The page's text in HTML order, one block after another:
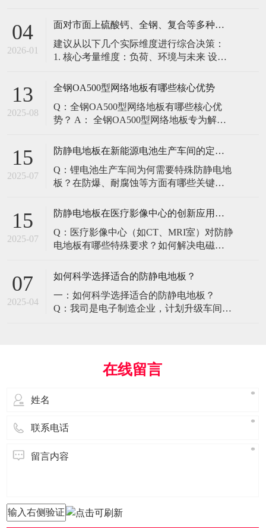
修，是保障其长期可靠的关键。 1. 建立分
由值班工程师执行）： 观： 巡检时观察地
面有无明显的水渍、油污或其它液体泼
04
2026-01
面对市面上硫酸钙、全钢、复合等多种类型的机房防静电地板，我们该如何科学选型？除了预算，更应该从哪些实际维度进行考量，以避免“过度配置”或“配置不足”？
建议从以下几个实际维度进行综合决策：
1. 核心考量维度：负荷、环境与未来 设备
您必须计算机房规划区域内最重设备的单
点载荷（通常指服务器机柜的支脚压
力）。 轻型机房（标准服务器/网络柜）：
单点载荷通常在1960N，主流的优质复合地
13
2025-08
全钢OA500型网络地板有哪些核心优势
Q：全钢OA500型网络地板有哪些核心优
势？ A： 全钢OA500型网络地板专为解决
以下核心优势： 高强度结构：采用优质冷
轧钢板拉伸焊接成型，表面磷化后静电喷
塑，防锈耐磨，承重性能优异。 便捷布
线：配套活动线槽板设计，可轻松掀起盖
15
2025-07
防静电地板在新能源电池生产车间的定制化解决方案
Q：锂电池生产车间为何需要特殊防静电地
板？在防爆、耐腐蚀等方面有哪些关键技
环境并存的特殊场景，需要全方位防护方
境要求 • 防爆等级：Ex IIB T4（ATEX认
证） • 静电泄放速度：<0.
15
2025-07
防静电地板在医疗影像中心的创新应用方案
Q：医疗影像中心（如CT、MRI室）对防静
电地板有哪些特殊要求？如何解决电磁干
环境特殊性对防静电地板提出了前所未有
疗影像环境的特殊需求 电磁兼容性要求 •
MRI室需完全无磁：磁化率<0.001（
07
2025-04
如何科学选择适合的防静电地板？
一：如何科学选择适合的防静电地板？
Q：我司是电子制造企业，计划升级车间地
用场景、技术指标及长期维护成本综合考
量。作为深耕行业多年的广东立品地板科
在线留言